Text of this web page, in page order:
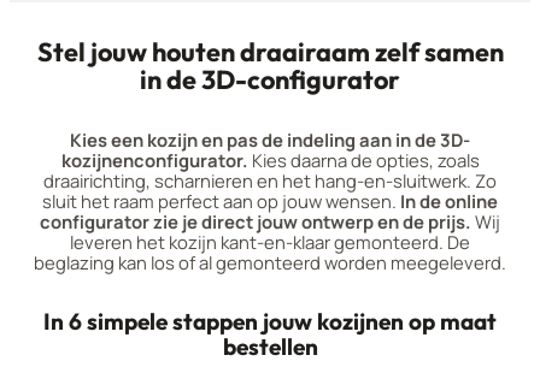
Stel jouw houten draairaam zelf samen
in de 3D-configurator
Kies een kozijn en pas de indeling aan in de 3D-
kozijnenconfigurator. Kies daarna de opties, zoals
draairichting, scharnieren en het hang-en-sluitwerk. Zo
sluit het raam perfect aan op jouw wensen. In de online
configurator zie je direct jouw ontwerp en de prijs. Wij
leveren het kozijn kant-en-klaar gemonteerd. De
beglazing kan los of al gemonteerd worden meegeleverd.
In 6 simpele stappen jouw kozijnen op maat
bestellen